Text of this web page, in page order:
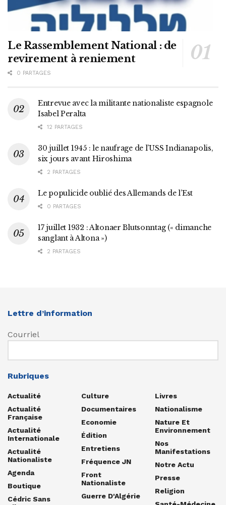
Le Rassemblement National : de
revirement à reniement
0 PARTAGES
Entrevue avec la militante nationaliste espagnole
Isabel Peralta
12 PARTAGES
30 juillet 1945 : le naufrage de l’USS Indianapolis,
six jours avant Hiroshima
2 PARTAGES
Le populicide oublié des Allemands de l’Est
0 PARTAGES
17 juillet 1932 : Altonaer Blutsonntag (« dimanche
sanglant à Altona »)
2 PARTAGES
Lettre d’information
Courriel
Rubriques
Actualité
Actualité
Française
Actualité
Internationale
Actualité
Nationaliste
Agenda
Boutique
Cédric Sans
Culture
Documentaires
Economie
Édition
Entretiens
Fréquence JN
Front
Nationaliste
Guerre D'Algérie
Livres
Nationalisme
Nature Et
Environnement
Nos
Manifestations
Notre Actu
Presse
Religion